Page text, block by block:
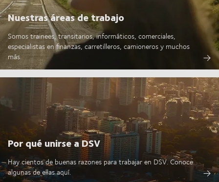
Nuestras áreas de trabajo
Somos trainees, transitarios, informáticos, comerciales,
especialistas en finanzas, carretilleros, camioneros y muchos
más.
Por qué unirse a DSV
Hay cientos de buenas razones para trabajar en DSV. Conoce
algunas de ellas aquí.